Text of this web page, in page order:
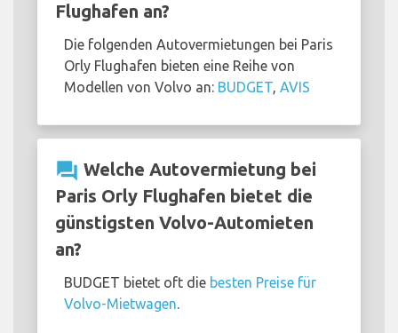
Flughafen an?
Die folgenden Autovermietungen bei Paris
Orly Flughafen bieten eine Reihe von
Modellen von Volvo an: BUDGET, AVIS
question_answer Welche Autovermietung bei
Paris Orly Flughafen bietet die
günstigsten Volvo-Automieten
an?
BUDGET bietet oft die besten Preise für
Volvo-Mietwagen.